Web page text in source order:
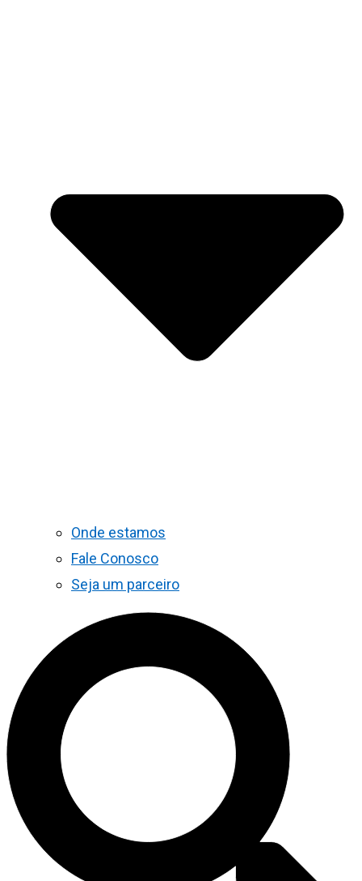
Onde estamos
Fale Conosco
Seja um parceiro